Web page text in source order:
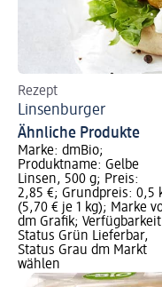
Rezept
Linsenburger
Ähnliche Produkte
Marke: dmBio;
Produktname: Gelbe
Linsen, 500 g; Preis:
2,85 €; Grundpreis: 0,5
(5,70 € je 1 kg); Marke
dm Grafik;
Status Grün Lieferbar,
Status Grau dm Markt
wählen